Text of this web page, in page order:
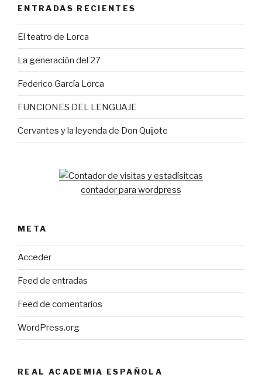
ENTRADAS RECIENTES
El teatro de Lorca
La generación del 27
Federico García Lorca
FUNCIONES DEL LENGUAJE
Cervantes y la leyenda de Don Quijote
contador para wordpress
META
Acceder
Feed de entradas
Feed de comentarios
WordPress.org
REAL ACADEMIA ESPAÑOLA